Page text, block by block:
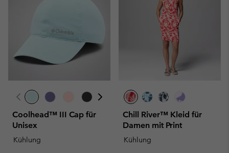
Coolhead™ III Cap für
Unisex
Kühlung
Chill River™ Kleid für
Damen mit Print
Kühlung